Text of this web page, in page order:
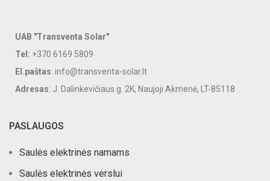
UAB "Transventa Solar"
Tel: +370 6169 5809
El.paštas: info@transventa-solar.lt
Adresas: J. Dalinkevičiaus g. 2K, Naujoji Akmenė, LT-85118
PASLAUGOS
Saulės elektrinės namams
Saulės elektrinės verslui